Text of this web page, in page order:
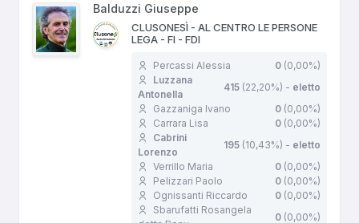
Balduzzi Giuseppe
CLUSONESÌ - AL CENTRO LE PERSONE
LEGA - FI - FDI
Percassi Alessia 0 (0,00%)
Luzzana
Antonella
415 (22,20%) - eletto
Gazzaniga Ivano
0 (0,00%)
Carrara Lisa
0 (0,00%)
Cabrini
Lorenzo
195 (10,43%) - eletto
Verrillo Maria
0 (0,00%)
Pelizzari Paolo
0 (0,00%)
Ognissanti Riccardo
0 (0,00%)
Sbarufatti Rosangela
0 (0,00%)